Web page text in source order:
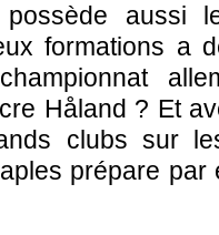
aussi
formations a
Håland ? Et
clubs sur
prépare par